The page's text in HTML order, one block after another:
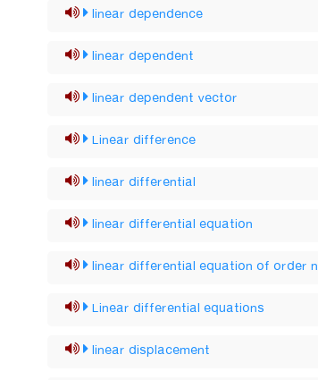
linear dependence
linear dependent
linear dependent vector
Linear difference
linear differential
linear differential equation
linear differential equation of order n
Linear differential equations
linear displacement